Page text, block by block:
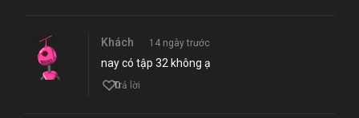
Khách 14 ngày trước
nay có tập 32 không ạ
0
Trả lời